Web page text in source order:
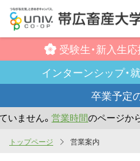
受験生・新入生
インターンシップ・
卒業予定
せん。営業時間のページから登
トップページ 営業案内